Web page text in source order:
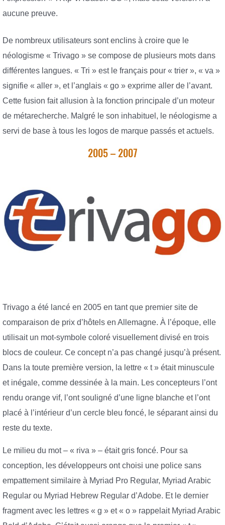
aucune preuve.
De nombreux utilisateurs sont enclins à croire que le
néologisme « Trivago » se compose de plusieurs mots dans
différentes langues. « Tri » est le français pour « trier », « va »
signifie « aller », et l’anglais « go » exprime aller de l’avant.
Cette fusion fait allusion à la fonction principale d’un moteur
de métarecherche. Malgré le son inhabituel, le néologisme a
servi de base à tous les logos de marque passés et actuels.
2005 – 2007
Trivago a été lancé en 2005 en tant que premier site de
comparaison de prix d’hôtels en Allemagne. À l’époque, elle
utilisait un mot-symbole coloré visuellement divisé en trois
blocs de couleur. Ce concept n’a pas changé jusqu’à présent.
Dans la toute première version, la lettre « t » était minuscule
et inégale, comme dessinée à la main. Les concepteurs l’ont
rendu orange vif, l’ont souligné d’une ligne blanche et l’ont
placé à l’intérieur d’un cercle bleu foncé, le séparant ainsi du
reste du texte.
Le milieu du mot – « riva » – était gris foncé. Pour sa
conception, les développeurs ont choisi une police sans
empattement similaire à Myriad Pro Regular, Myriad Arabic
Regular ou Myriad Hebrew Regular d’Adobe. Et le dernier
fragment avec les lettres « g » et « o » rappelait Myriad Arabic